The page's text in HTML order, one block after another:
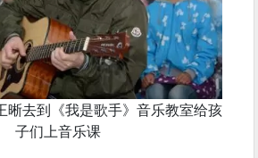
去到《我是歌手》音乐教室给孩
子们上音乐课